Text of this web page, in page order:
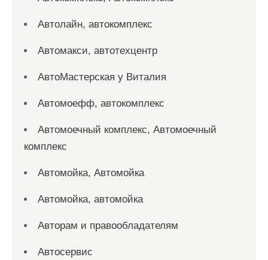
Автолайн, автокомплекс
Автомакси, автотехцентр
АвтоМастерская у Виталия
Автомоефф, автокомплекс
Автомоечный комплекс, Автомоечный
комплекс
Автомойка, Автомойка
Автомойка, автомойка
Авторам и правообладателям
Автосервис